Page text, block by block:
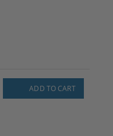
ADD TO CART